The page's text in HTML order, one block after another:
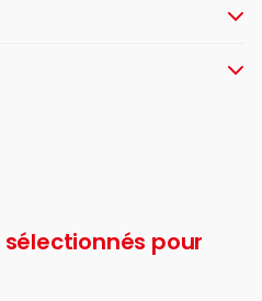
sélectionnés pour